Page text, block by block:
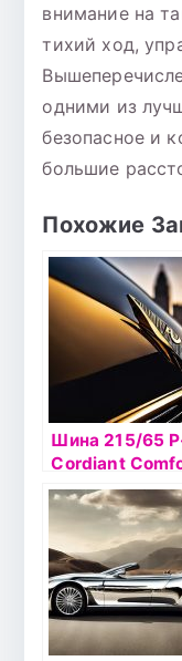
внимание на
тихий ход,
одними из
безопасное и
большие
Похожие
Шина 215/65
Cordiant
102H SUV б/к